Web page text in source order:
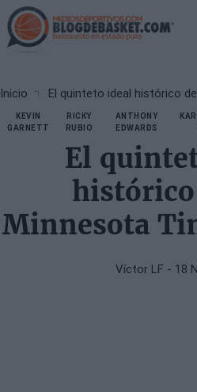
Skip
to
main
Breadcrumb
Inicio El quinteto ideal histórico
KEVIN
GARNETT
RICKY
RUBIO
ANTHONY
EDWARDS
El
Minnesota
Víctor LF - 18